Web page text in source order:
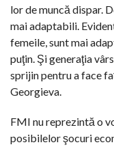
lor de muncă dispar.
mai adaptabili.
femeile, sunt mai
puţin. Şi generaţia
sprijin pentru a face
Georgieva.
FMI nu reprezintă o
posibilelor şocuri